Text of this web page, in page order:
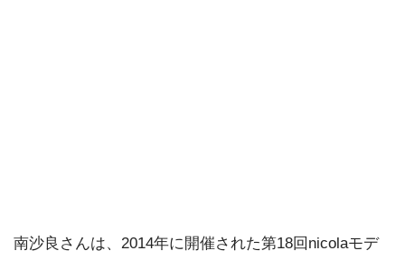
南沙良さんは、2014年に開催された第18回nicolaモデ